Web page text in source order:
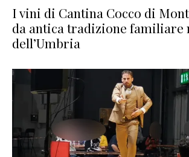
I vini di Cantina Cocco di
da antica tradizione familiare
dell’Umbria